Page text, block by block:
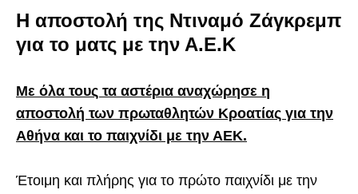
Η αποστολή της Ντιναμό Ζάγκρεμπ
για το ματς με την Α.Ε.Κ
Με όλα τους τα αστέρια αναχώρησε η
αποστολή των πρωταθλητών Κροατίας για την
Αθήνα και το παιχνίδι με την ΑΕΚ.
Έτοιμη και πλήρης για το πρώτο παιχνίδι με την